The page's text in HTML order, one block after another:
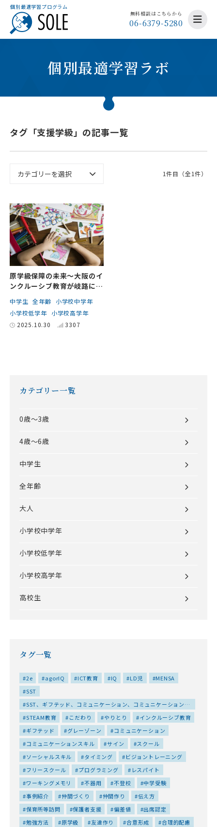
個別最適学習プログラム
無料相談はこちらから
06-6379-5280
個別最適学習ラボ
タグ「支援学級」の記事一覧
1件目（全1件）
原学級保障の未来～大阪のイ
ンクルーシブ教育が岐路に立
中学生 全年齢
小学校中学年
小学校低学年 小学校高学年
2025.10.30
3307
カテゴリー一覧
0歳～3歳
4歳～6歳
中学生
全年齢
大人
小学校中学年
小学校低学年
小学校高学年
高校生
タグ一覧
2e agorIQ ICT教育 IQ LD児
MENSA
SST
SST、ギフテッド、コミュニケーション、コミュニケーションス
キル、ソーシャルスキル、仲間づくり、友達作り、対人スキル、
居場所、特性、集団、集団プログラム、高IQ
STEAM教育 こだわり やりとり
インクルーシブ教育
ギフテッド
グレーゾーン
コミュニケーション
コミュニケーションスキル
サイン
スクール
ソーシャルスキル
タイミング
ビジョントレーニング
フリースクール
プログラミング
レスパイト
ワーキングメモリ
不器用 不登校
中学受験
事例紹介
仲間づくり 仲間作り
伝え方
保育所等訪問
保護者支援 偏差値
出席認定
勉強方法
原学級 友達作り 合意形成
合理的配慮